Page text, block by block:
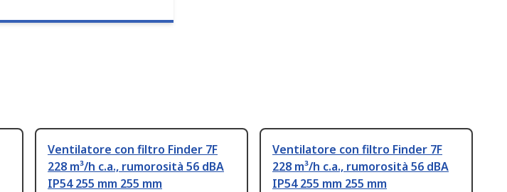
Ventilatore con filtro Finder 7F
228 m³/h c.a., rumorosità 56 dBA
IP54 255 mm 255 mm
Ventilatore con filtro Finder 7F
228 m³/h c.a., rumorosità 56 dBA
IP54 255 mm 255 mm